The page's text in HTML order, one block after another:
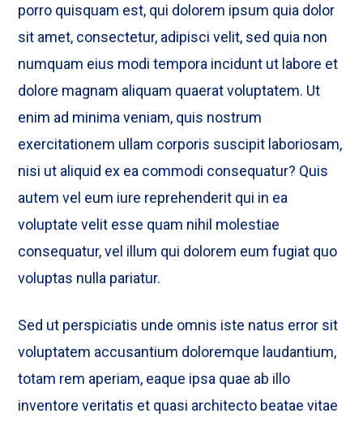
porro quisquam est, qui dolorem ipsum quia dolor
sit amet, consectetur, adipisci velit, sed quia non
numquam eius modi tempora incidunt ut labore et
dolore magnam aliquam quaerat voluptatem. Ut
enim ad minima veniam, quis nostrum
exercitationem ullam corporis suscipit laboriosam,
nisi ut aliquid ex ea commodi consequatur? Quis
autem vel eum iure reprehenderit qui in ea
voluptate velit esse quam nihil molestiae
consequatur, vel illum qui dolorem eum fugiat quo
voluptas nulla pariatur.
Sed ut perspiciatis unde omnis iste natus error sit
voluptatem accusantium doloremque laudantium,
totam rem aperiam, eaque ipsa quae ab illo
inventore veritatis et quasi architecto beatae vitae